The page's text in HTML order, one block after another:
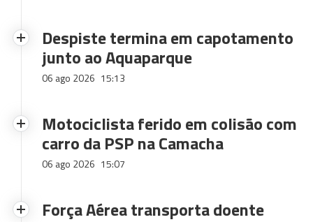
Despiste termina em capotamento
junto ao Aquaparque
06 ago 2026 15:13
Motociclista ferido em colisão com
carro da PSP na Camacha
06 ago 2026 15:07
Força Aérea transporta doente